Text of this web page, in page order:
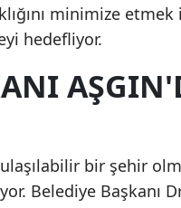
minimize
hedefliyor.
bir şehir
Belediye Başkanı